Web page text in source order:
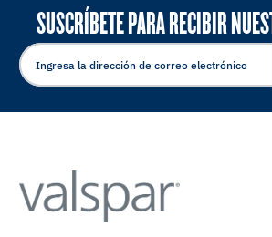
SUSCRÍBETE PARA RECIBIR
ELECTRÓNICO